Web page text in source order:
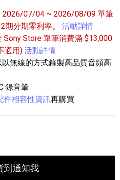
2026/07/04 ~ 2026/08/09 單筆
期分期零利率。
活動詳情
Store 單筆消費滿 $13,000
適用) 活動詳情
無線的方式錄製高品質音頻高
錄音筆
件相容性資訊再購買
到通知我